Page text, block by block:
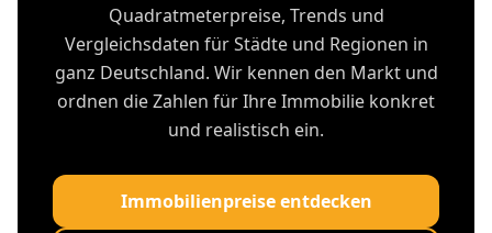
Quadratmeterpreise, Trends und
Vergleichsdaten für Städte und Regionen in
ganz Deutschland. Wir kennen den Markt und
ordnen die Zahlen für Ihre Immobilie konkret
und realistisch ein.
Immobilienpreise entdecken